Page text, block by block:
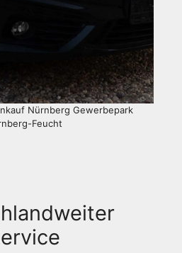
Nürnberg Gewerbepark
Feucht